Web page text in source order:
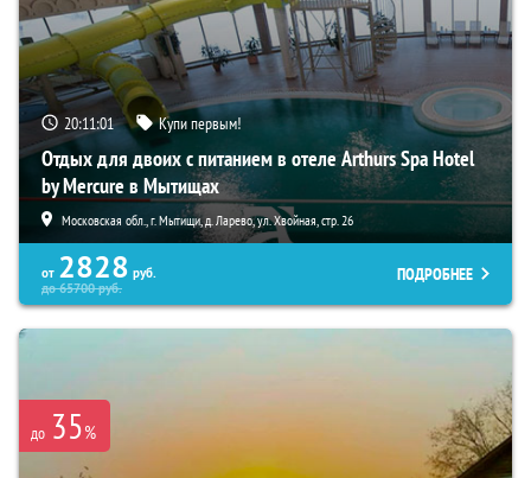
20:11:00 Купи первым!
Отдых для двоих с питанием в отеле Arthurs Spa Hotel
by Mercure в Мытищах
Московская обл., г. Мытищи, д. Ларево, ул. Хвойная, стр. 26
от 2828 руб.
до65700руб.
ПОДРОБНЕЕ
до 35%